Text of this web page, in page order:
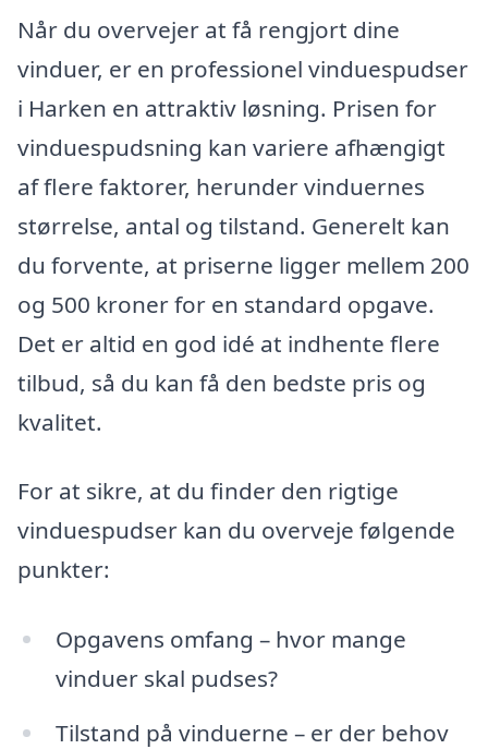
Når du overvejer at få rengjort dine
vinduer, er en professionel vinduespudser
i Harken en attraktiv løsning. Prisen for
vinduespudsning kan variere afhængigt
af flere faktorer, herunder vinduernes
størrelse, antal og tilstand. Generelt kan
du forvente, at priserne ligger mellem 200
og 500 kroner for en standard opgave.
Det er altid en god idé at indhente flere
tilbud, så du kan få den bedste pris og
kvalitet.
For at sikre, at du finder den rigtige
vinduespudser kan du overveje følgende
punkter:
Opgavens omfang – hvor mange
vinduer skal pudses?
Tilstand på vinduerne – er der behov